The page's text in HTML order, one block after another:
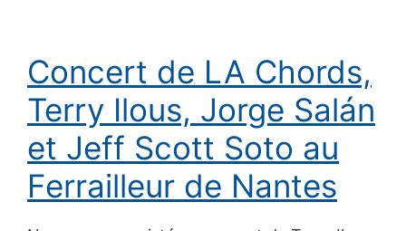
Concert de LA Chords,
Terry Ilous, Jorge Salán
et Jeff Scott Soto au
Ferrailleur de Nantes